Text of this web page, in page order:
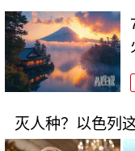
灭人种？以色列